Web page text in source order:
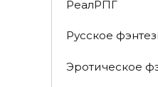
РеалРПГ
Русское
Эротическое